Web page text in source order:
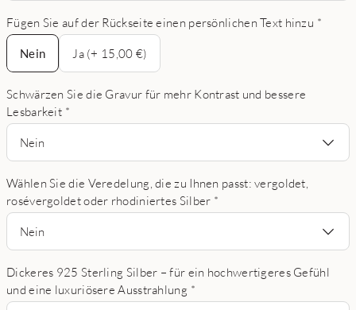
Fügen Sie auf der Rückseite einen persönlichen Text hinzu *
Nein
Nein
Ja (+ 15,00 €)
Schwärzen Sie die Gravur für mehr Kontrast und bessere
Lesbarkeit *
Nein
Wählen Sie die Veredelung, die zu Ihnen passt: vergoldet,
rosévergoldet oder rhodiniertes Silber *
Nein
Dickeres 925 Sterling Silber – für ein hochwertigeres Gefühl
und eine luxuriösere Ausstrahlung *